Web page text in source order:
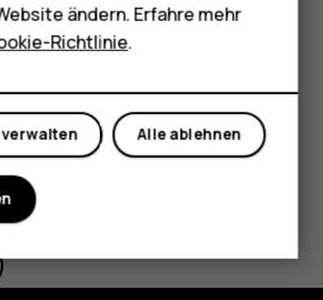
den Eintrag.
more_vert>Löschen.
helpful?
ändern. Erfahre mehr
Richtlinie.
Alle ablehnen